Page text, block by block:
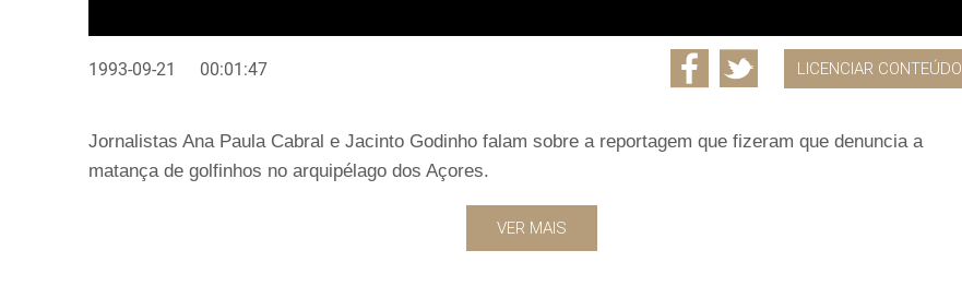
1993-09-21 00:01:47 LICENCIAR CONTEÚDO
Jornalistas Ana Paula Cabral e Jacinto Godinho falam sobre a reportagem que fizeram que denuncia a
matança de golfinhos no arquipélago dos Açores.
VER MAIS